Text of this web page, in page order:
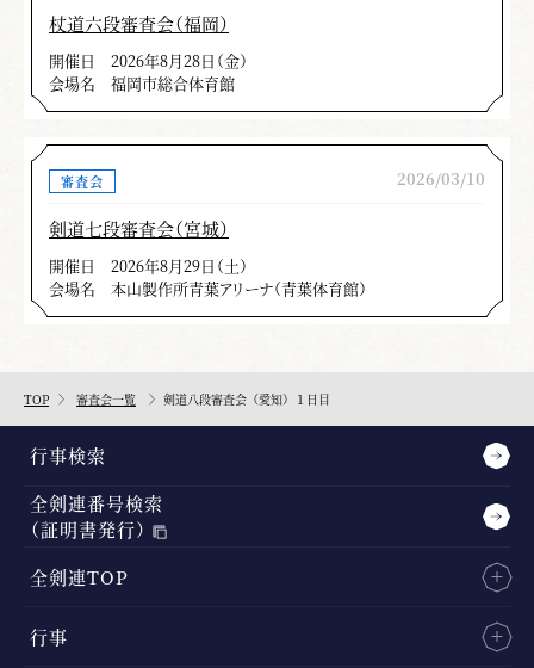
杖道六段審査会（福岡）
開催日
2026年8月28日（金）
会場名
福岡市総合体育館
審査会 2026/03/10
剣道七段審査会（宮城）
開催日
2026年8月29日（土）
会場名
本山製作所青葉アリーナ（青葉体育館）
TOP 審査会一覧 剣道八段審査会（愛知）１日目
行事検索
全剣連番号検索
（証明書発行）
全剣連TOP
行事